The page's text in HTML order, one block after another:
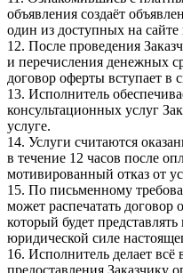
объявления создаёт
один из доступных на
12. После проведения
и перечисления денежных
договор оферты вступает в
13. Исполнитель
консультационных услуг
услуге.
14. Услуги считаются
в течение 12 часов после
мотивированный отказ от
15. По письменному
может распечатать
который будет
юридической силе
16. Исполнитель делает
предоставления Заказчику